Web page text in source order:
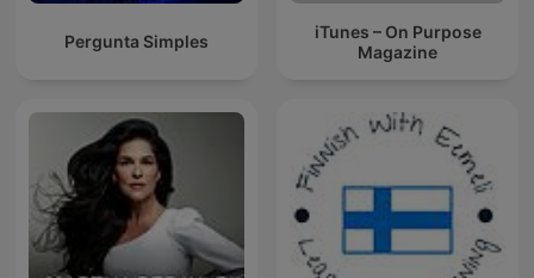
Pergunta Simples
iTunes – On Purpose
Magazine